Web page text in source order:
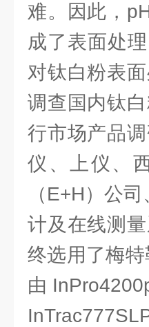
难。因此，
成了表面处
对钛白粉表
调查国内钛
行市场产品
仪、上仪、
（E+H）公
计及在线测
终选用了梅
由